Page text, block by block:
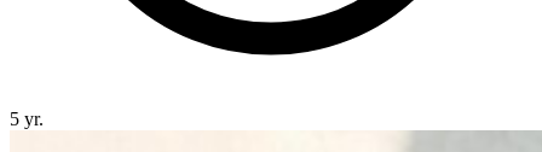
5 yr.